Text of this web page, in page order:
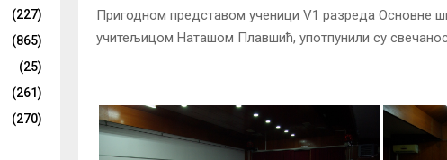
Пригодном представом ученици V1 разреда Основне
учитељицом Наташом Плавшић, употпунили су
(227)
(865)
(25)
(261)
(270)